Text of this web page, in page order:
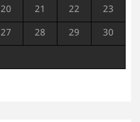
20 21 22 23
27 28 29 30